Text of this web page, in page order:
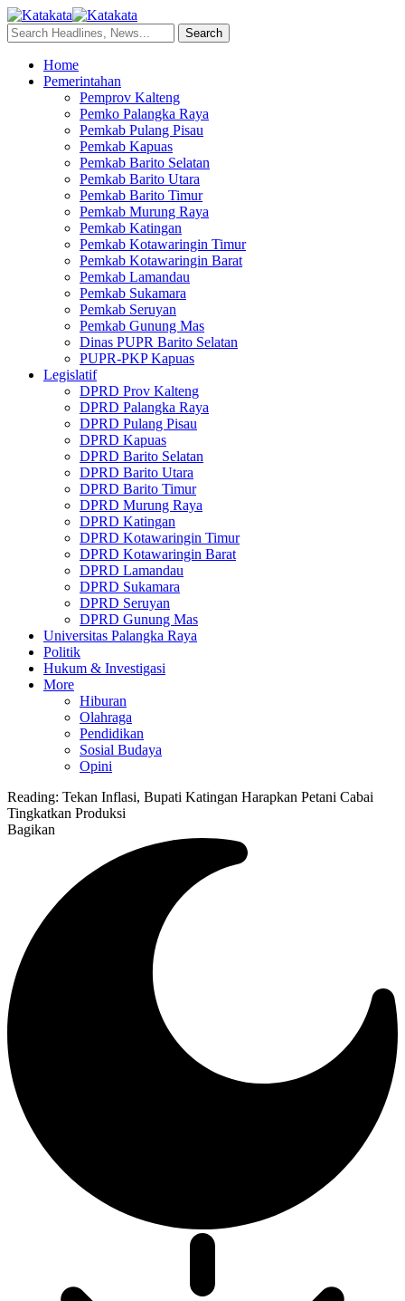
Home
Pemerintahan
Pemprov Kalteng
Pemko Palangka Raya
Pemkab Pulang Pisau
Pemkab Kapuas
Pemkab Barito Selatan
Pemkab Barito Utara
Pemkab Barito Timur
Pemkab Murung Raya
Pemkab Katingan
Pemkab Kotawaringin Timur
Pemkab Kotawaringin Barat
Pemkab Lamandau
Pemkab Sukamara
Pemkab Seruyan
Pemkab Gunung Mas
Dinas PUPR Barito Selatan
PUPR-PKP Kapuas
Legislatif
DPRD Prov Kalteng
DPRD Palangka Raya
DPRD Pulang Pisau
DPRD Kapuas
DPRD Barito Selatan
DPRD Barito Utara
DPRD Barito Timur
DPRD Murung Raya
DPRD Katingan
DPRD Kotawaringin Timur
DPRD Kotawaringin Barat
DPRD Lamandau
DPRD Sukamara
DPRD Seruyan
DPRD Gunung Mas
Universitas Palangka Raya
Politik
Hukum & Investigasi
More
Hiburan
Olahraga
Pendidikan
Sosial Budaya
Opini
Reading: Tekan Inflasi, Bupati Katingan Harapkan Petani Cabai
Tingkatkan Produksi
Bagikan